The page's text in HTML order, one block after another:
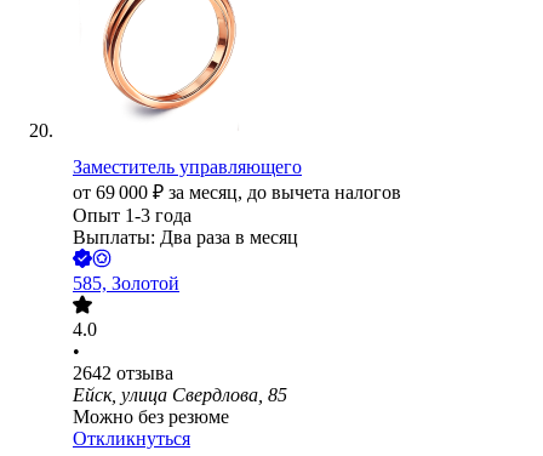
Заместитель управляющего
от 69 000 ₽ за месяц, до вычета налогов
Опыт 1-3 года
Выплаты: Два раза в месяц
585, Золотой
4.0
•
2642 отзыва
Ейск, улица Свердлова, 85
Можно без резюме
Откликнуться